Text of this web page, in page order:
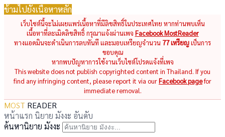
ข้ามไปยังเนื้อหาหลัก
เว็บไซต์นี้จะไม่เผยแพร่เนื้อหาที่มีลิขสิทธิ์ในประเทศไทย หากท่านพบเห็น
เนื้อหาที่ละเมิดลิขสิทธิ์ กรุณาแจ้งผ่านเพจ Facebook MostReader
ทางแอดมินจะดำเนินการลบทันที และมอบเหรียญจำนวน 77 เหรียญเป็นการ
ขอบคุณ
หากพบปัญหาการใช้งานเว็บไซต์โปรดแจ้งที่เพจ
This website does not publish copyrighted content in Thailand. If you
find any infringing content, please report it via ourFacebook pagefor
immediate removal.
MOST READER
หน้าแรก นิยาย มังงะ อันดับ
ค้นหานิยาย มังงะ